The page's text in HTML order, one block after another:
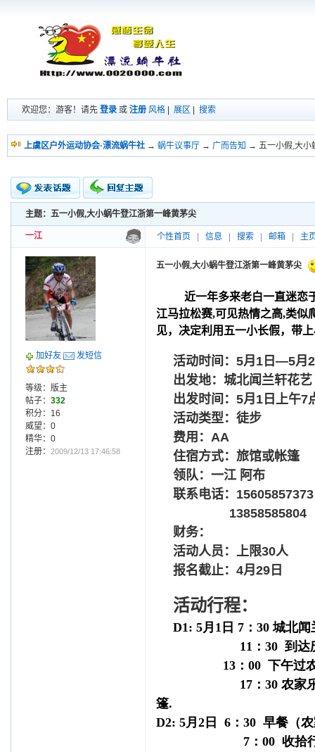
欢迎您：游客！请先 登录 或 注册 风格 展区 搜索
上虞区户外运动协会·漂流蜗牛社 → 蜗牛议事厅 → 广而告知 → 五一小假,大小
新的主题
投票帖
小字报
主题：五一小假,大小蜗牛登江浙第一峰黄茅尖
一江 个性首页 信息 搜索 邮箱 主
加好友 发短信
等级：版主
帖子： 332
积分：16
威望：0
精华：0
注册： 2009/12/13 17:46:58
五一小假,大小蜗牛登江浙第一峰黄茅尖
近一年多来老白一直迷恋
江马拉松赛,可见热情之高,类似
见，决定利用五一小长假，带
活动时间：5月 1 日—5月
出发地：城北闻兰轩花艺
出发时间：5月1日上午7
活动类型：徒步
费用： AA
住宿方式：旅馆或帐篷
领队：一江 阿布
联系电话： 15605857373
13858585804
财务：
活动人员：上限30人
报名截止：4月29日
活动行程：
D1: 5月1日 7：30 城北
11：30 到达庆元
13：00 下午过农家
17：30 农家乐晚饭
篷.
D2: 5月2日 6：30 早餐（
7：00 收拾行囊出